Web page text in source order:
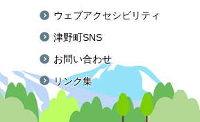
ウェブアクセシビリティ
津野町SNS
お問い合わせ
リンク集